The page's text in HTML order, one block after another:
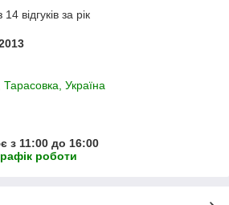
відгуків за рік
Тарасовка, Україна
з 11:00 до 16:00
роботи